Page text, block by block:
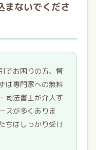
まないでくださ
でお困りの方、督
は専門家への無料
司法書士が介入す
スが多くありま
ちはしっかり受け